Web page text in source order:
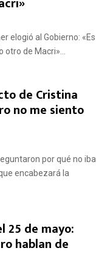
elogió al Gobierno: «Es
de Macri»...
de Cristina
no me siento
por qué no iba
encabezará la
25 de mayo:
hablan de